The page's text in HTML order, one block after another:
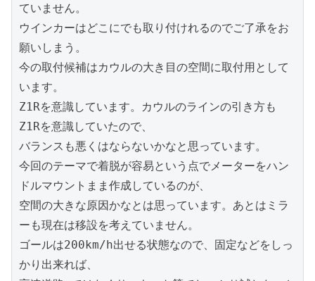
ていません。
ウインカーはどこにでも取り付けれるのでご了承をお
願いしまう。
今の取付候補はカウルの大き目の空間に取付用として
います。
Z1Rを意識しています。カウルのラインの引き方も
Z1Rを意識していたので、
バランスも悪くはならないかなと思っています。
今回のテーマで着脱が容易という点でメーターをハン
ドルマウントまま作成しているのが、
空間の大きな原因かなとは思っています。あとはミラ
ーも現在は移設を考えていません。
ゴールは200km/h出せる状態なので、固定などをしっ
かり出来れば、